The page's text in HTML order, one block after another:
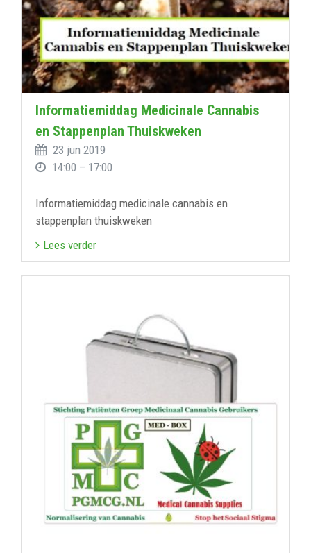
Informatiemiddag Medicinale Cannabis
en Stappenplan Thuiskweken
23 jun 2019
14:00 – 17:00
Informatiemiddag medicinale cannabis en
stappenplan thuiskweken
Lees verder